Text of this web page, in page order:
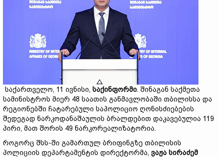
საქართველო, 11 ივნისი, საქინფორმი. შინაგან საქმეთა
სამინისტროს მიერ 48 საათის განმავლობაში თბილისსა და
რეგიონებში ჩატარებული საპოლიციო ღონისძიებების
შედეგად ნარკოდანაშაულის ბრალდებით დაკავებულია 119
პირი, მათ შორის 49 ნარკორეალიზატორია.
როგორც შსს-ში გამართულ ბრიფინგზე თბილისის
პოლიციის დეპარტამენტის დირექტორმა, ვაჟა სირაძემ